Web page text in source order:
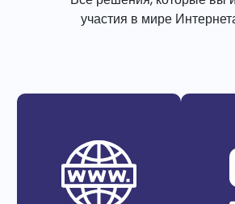
участия в мире